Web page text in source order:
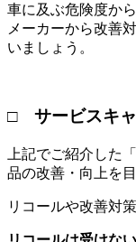
車に及ぶ危険度か
メーカーから改善
いましょう。
□ サービスキ
上記でご紹介した
品の改善・向上を
リコールや改善対